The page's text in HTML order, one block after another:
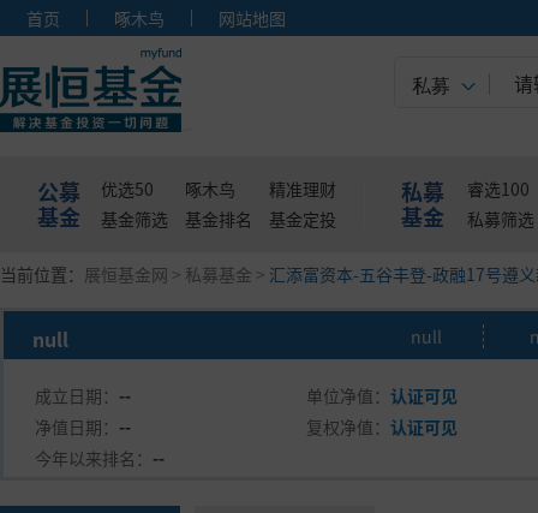
首页 啄木鸟 网站地图
私募
公募
基金
优选50 啄木鸟
精准理财
基金筛选
基金排名 基金定投
私募
基金
睿选100
私募筛选
当前位置： 展恒基金网 > 私募基金 > 汇添富资本-五谷丰登-政融17号遵
null null
成立日期： -- 单位净值：认证可见
净值日期： -- 复权净值：认证可见
今年以来排名： --